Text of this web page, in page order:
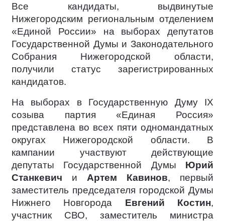
Все кандидаты, выдвинутые
Нижегородским региональным отделением
«Единой России» на выборах депутатов
Государственной Думы и Законодательного
Собрания Нижегородской области,
получили статус зарегистрированных
кандидатов.
На выборах в Государственную Думу IX
созыва партия «Единая Россия»
представлена во всех пяти одномандатных
округах Нижегородской области. В
кампании участвуют действующие
депутаты Государственной Думы Юрий
Станкевич и Артем Кавинов, первый
заместитель председателя городской Думы
Нижнего Новгорода Евгений Костин,
участник СВО, заместитель министра